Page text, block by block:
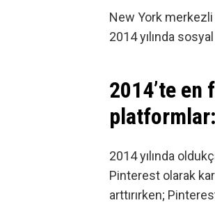
New York
2014 yılında
2014’te en
2014 yılında
Pinterest olarak
arttırırken;